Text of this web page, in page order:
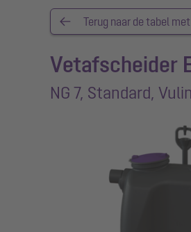
Terug naar de tabel
Vetafscheider
NG 7, Standard,